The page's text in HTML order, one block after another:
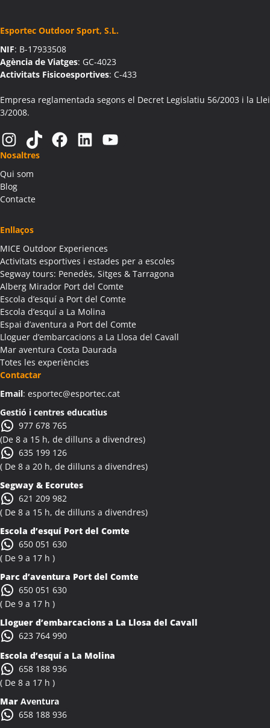
Activitats Teambuilding Empreses Aín
Activitats Família Amics Aín
Colònies Escolars Aín
Activitats Teambuilding Empreses Aitona
Activitats Família Amics Aitona
Colònies Escolars Aitona
Activitats Teambuilding Empreses Alàs i Cerc
Activitats Família Amics Alàs i Cerc
Colònies Escolars Alàs i Cerc
Activitats Teambuilding Empreses Albagés
Activitats Família Amics Albagés
Colònies Escolars Albanyà
Activitats Teambuilding Empreses Albatàrrec
Activitats Família Amics Albatàrrec
Colònies Escolars Albatàrrec
Activitats Teambuilding Empreses Albesa
Activitats Família Amics Albesa
Colònies Escolars Albesa
Activitats Teambuilding Empreses Albi
Activitats Família Amics Albi
Colònies Escolars Albi
Activitats Teambuilding Empreses Albinyana
Activitats Família Amics Albinyana
Colònies Escolars Albinyana
Activitats Teambuilding Empreses Albiol
Activitats Família Amics Albiol
Colònies Escolars Albiol
Activitats Teambuilding Empreses Albocàsser
Colònies Escolars Albocàsser
Activitats Teambuilding Empreses Albons
Colònies Escolars Albons
Activitats Teambuilding Empreses Alcalà de Xivert
Colònies Escolars Alcalà de Xivert
Activitats Família Amics Alcanar
Colònies Escolars Alcanar
Activitats Família Amics Alcanó
Esportec Outdoor Sport, S.L.
NIF: B-17933508
Agència de Viatges: GC-4023
Activitats Fisicoesportives: C-433
Empresa reglamentada segons el Decret Legislatiu 56/2003 i la Llei
3/2008.
Instagram TikTok Facebook LinkedIn YouTube
Nosaltres
Qui som
Blog
Contacte
Enllaços
MICE Outdoor Experiences
Activitats esportives i estades per a escoles
Segway tours: Penedès, Sitges & Tarragona
Alberg Mirador Port del Comte
Escola d’esquí a Port del Comte
Escola d’esquí a La Molina
Espai d’aventura a Port del Comte
Lloguer d’embarcacions a La Llosa del Cavall
Mar aventura Costa Daurada
Totes les experiències
Contactar
Email: esportec@esportec.cat
Gestió i centres educatius
977 678 765
(De 8 a 15 h, de dilluns a divendres)
635 199 126
( De 8 a 20 h, de dilluns a divendres)
Segway & Ecorutes
621 209 982
( De 8 a 15 h, de dilluns a divendres)
Escola d’esquí Port del Comte
650 051 630
( De 9 a 17 h )
Parc d’aventura Port del Comte
650 051 630
( De 9 a 17 h )
Lloguer d’embarcacions a La Llosa del Cavall
623 764 990
Escola d’esquí a La Molina
658 188 936
( De 8 a 17 h )
Mar Aventura
658 188 936